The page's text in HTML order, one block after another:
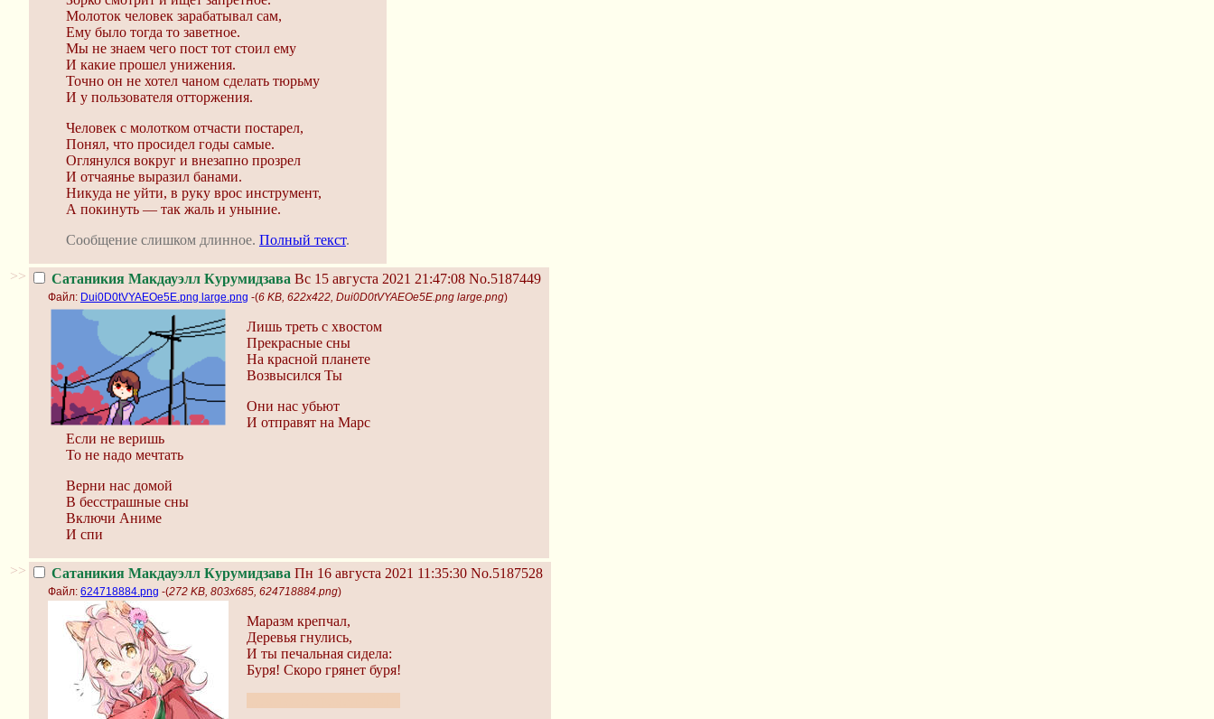
Молоток человек зарабатывал сам,
Ему было тогда то заветное.
Мы не знаем чего пост тот стоил ему
И какие прошел унижения.
Точно он не хотел чаном сделать тюрьму
И у пользователя отторжения.
Человек с молотком отчасти постарел,
Понял, что просидел годы самые.
Оглянулся вокруг и внезапно прозрел
И отчаянье выразил банами.
Никуда не уйти, в руку врос инструмент,
А покинуть — так жаль и уныние.
Сообщение слишком длинное. Полный текст.
>> Сатаникия Макдауэлл Курумидзава Вс 15 августа 2021 21:47:08 No.5187449
Файл: Dui0D0tVYAEOe5E.png large.png -(6 KB, 622x422, Dui0D0tVYAEOe5E.png large.png)
Лишь треть с хвостом
Прекрасные сны
На красной планете
Возвысился Ты
Они нас убьют
И отправят на Марс
Если не веришь
То не надо мечтать
Верни нас домой
В бесстрашные сны
Включи Аниме
И спи
>> Сатаникия Макдауэлл Курумидзава Пн 16 августа 2021 11:35:30 No.5187528
Файл: 624718884.png -(272 KB, 803x685, 624718884.png)
Маразм крепчал,
Деревья гнулись,
И ты печальная сидела:
Буря! Скоро грянет буря!